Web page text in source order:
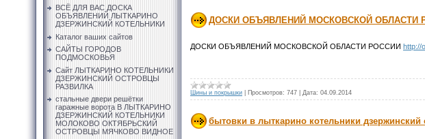
ВСЁ ДЛЯ ВАС ДОСКА
ОБЪЯВЛЕНИЙ ЛЫТКАРИНО
ДЗЕРЖИНСКИЙ КОТЕЛЬНИКИ
Каталог ваших сайтов
САЙТЫ ГОРОДОВ
ПОДМОСКОВЬЯ
Сайт ЛЫТКАРИНО КОТЕЛЬНИКИ
ДЗЕРЖИНСКИЙ ОСТРОВЦЫ
РАЗВИЛКА
стальные двери решётки
гаражные ворота В ЛЫТКАРИНО
ДЗЕРЖИНСКИЙ КОТЕЛЬНИКИ
МОЛОКОВО ОКТЯБРЬСКИЙ
ОСТРОВЦЫ МЯЧКОВО ВИДНОЕ
ДОСКИ ОБЪЯВЛЕНИЙ МОСКОВСКОЙ ОБЛАСТИ
ДОСКИ ОБЪЯВЛЕНИЙ МОСКОВСКОЙ ОБЛАСТИ РОССИИ http://
Шины и покрышки Просмотров: 747 Дата: 04.09.2014
бытовки в лыткарино котельники